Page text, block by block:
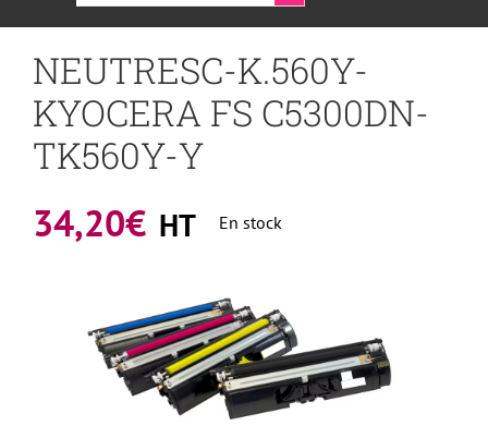
NEUTRESC-K.560Y-
KYOCERA FS C5300DN-
TK560Y-Y
34,20€ HT En stock